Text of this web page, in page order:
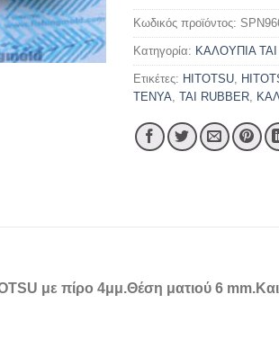
Κωδικός προϊόντος:
Κατηγορία: ΚΑΛΟΥΠΙΑ TAI
Ετικέτες: HITOTSU
TENYA TAI RUBBER
με πίρο 4μμ.Θέση ματιού 6